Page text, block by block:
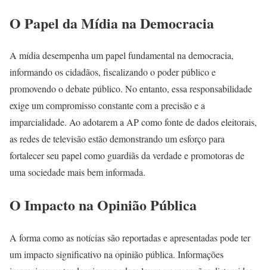
O Papel da Mídia na Democracia
A mídia desempenha um papel fundamental na democracia,
informando os cidadãos, fiscalizando o poder público e
promovendo o debate público. No entanto, essa responsabilidade
exige um compromisso constante com a precisão e a
imparcialidade. Ao adotarem a AP como fonte de dados eleitorais,
as redes de televisão estão demonstrando um esforço para
fortalecer seu papel como guardiãs da verdade e promotoras de
uma sociedade mais bem informada.
O Impacto na Opinião Pública
A forma como as notícias são reportadas e apresentadas pode ter
um impacto significativo na opinião pública. Informações